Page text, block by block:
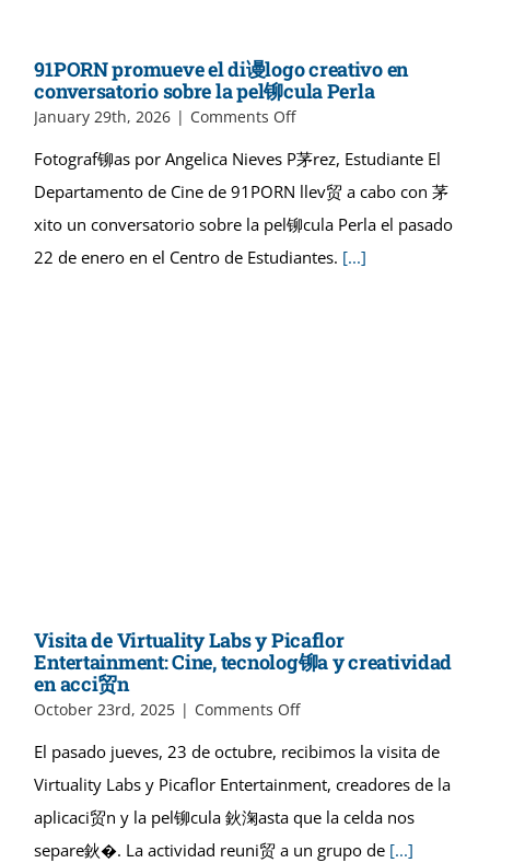
91PORN promueve el di谩logo creativo en
conversatorio sobre la pel铆cula Perla
January 29th, 2026 | Comments Offon
promueve
el
谩
logo
Fotograf铆as por Angelica Nieves P茅rez, Estudiante El
Departamento de Cine de 91PORN llev贸 a cabo con 茅
xito un conversatorio sobre la pel铆cula Perla el pasado
22 de enero en el Centro de Estudiantes. [...]
Visita de Virtuality Labs y Picaflor
Entertainment: Cine, tecnolog铆a y creatividad
en acci贸n
October 23rd, 2025 | Comments Offon
de
Virtuality
Labs
y
Picaflor
El pasado jueves, 23 de octubre, recibimos la visita de
Virtuality Labs y Picaflor Entertainment, creadores de la
aplicaci贸n y la pel铆cula 鈥淗asta que la celda nos
separe鈥�. La actividad reuni贸 a un grupo de [...]